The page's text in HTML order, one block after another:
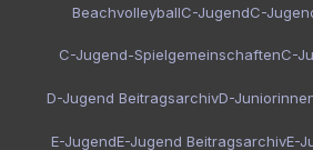
BeachvolleyballC-JugendC-
C-Jugend-SpielgemeinschaftenC-
D-Jugend BeitragsarchivD-
E-JugendE-Jugend BeitragsarchivE-